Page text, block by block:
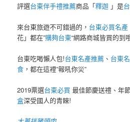
評選台東伴手禮推薦商品「釋迦 」是
來台東旅遊不可錯過的， 台東必買名產
花」都在”購夠台東“網路商城皆買的到
台東吃喝懶人包!台東名產推薦 、 台東
食 ，都在這裡”報吼你災”
2019票選台東必買 最佳節慶送禮、年
盒深受國人的青睞!